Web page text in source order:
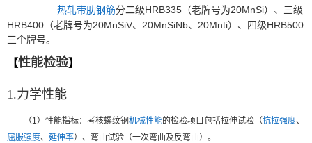
热轧带肋钢筋分二级HRB335（老牌号为20MnSi）、三级
HRB400（老牌号为20MnSiV、20MnSiNb、20Mnti）、四级HRB500
三个牌号。
【性能检验】
1.力学性能
（1）性能指标：考核螺纹钢机械性能的检验项目包括拉伸试验（抗拉强度、
屈服强度、 延伸率）、弯曲试验（一次弯曲及反弯曲）。